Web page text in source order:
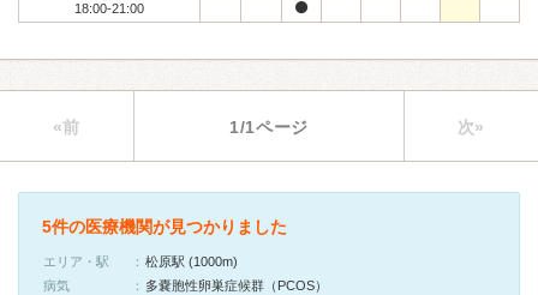
18:00-21:00
«前 1/1ページ 次»
5件の医療機関が見つかりました
エリア・駅
松原駅 (1000m)
病気
多嚢胞性卵巣症候群（PCOS）